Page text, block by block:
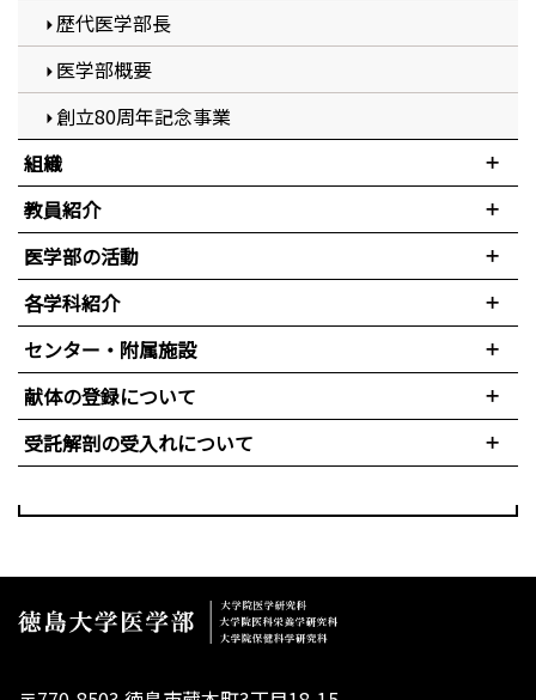
歴代医学部長
医学部概要
創立80周年記念事業
組織
教員紹介
医学部の活動
各学科紹介
センター・附属施設
献体の登録について
受託解剖の受入れについて